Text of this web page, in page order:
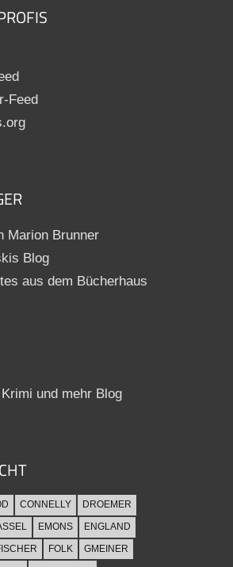
Feed
Marion Brunner
Blog
aus dem Bücherhaus
und mehr Blog
CONNELLY
DROEMER
EMONS
ENGLAND
FOLK
GMEINER